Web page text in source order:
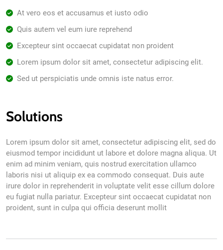
At vero eos et accusamus et iusto odio
Quis autem vel eum iure reprehend
Excepteur sint occaecat cupidatat non proident
Lorem ipsum dolor sit amet, consectetur adipiscing elit.
Sed ut perspiciatis unde omnis iste natus error.
Solutions
Lorem ipsum dolor sit amet, consectetur adipiscing elit, sed do
eiusmod tempor incididunt ut labore et dolore magna aliqua. Ut
enim ad minim veniam, quis nostrud exercitation ullamco
laboris nisi ut aliquip ex ea commodo consequat. Duis aute
irure dolor in reprehenderit in voluptate velit esse cillum dolore
eu fugiat nulla pariatur. Excepteur sint occaecat cupidatat non
proident, sunt in culpa qui officia deserunt mollit